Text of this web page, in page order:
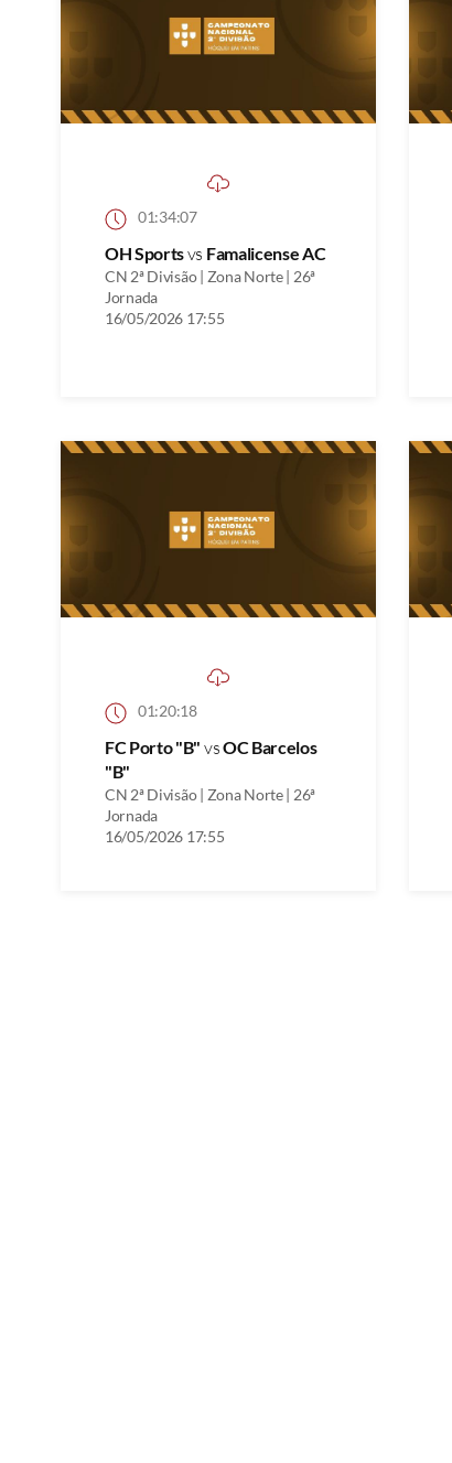
01:34:07
OH Sportsvs Famalicense AC
CN 2ª Divisão | Zona Norte | 26ª
Jornada
16/05/2026 17:55
01:20:18
FC Porto "B" vsOC Barcelos
"B"
CN 2ª Divisão | Zona Norte | 26ª
Jornada
16/05/2026 17:55